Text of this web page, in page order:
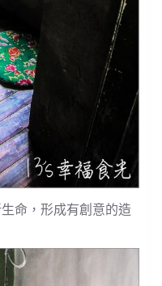
命，形成有創意的造